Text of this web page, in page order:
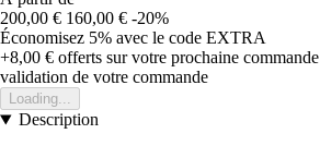
200,00 € 160,00 € -20%
Économisez 5% avec le code EXTRA
+8,00 € offerts sur votre prochaine commande
validation de votre commande
Loading...
Description